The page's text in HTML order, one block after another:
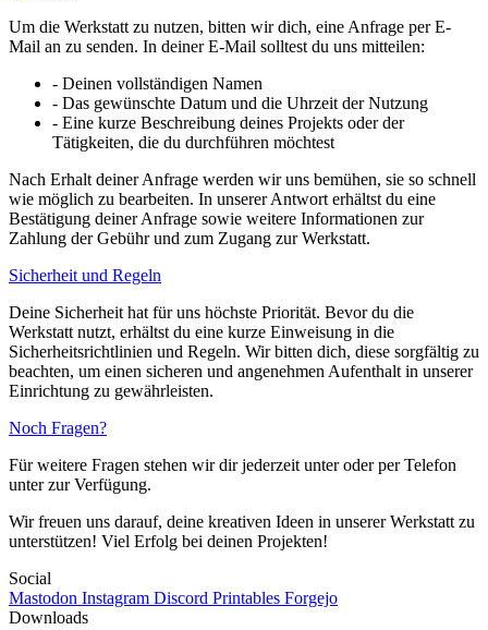
Um die Werkstatt zu nutzen, bitten wir dich, eine Anfrage per E-
Mail an zu senden. In deiner E-Mail solltest du uns mitteilen:
- Deinen vollständigen Namen
- Das gewünschte Datum und die Uhrzeit der Nutzung
- Eine kurze Beschreibung deines Projekts oder der
Tätigkeiten, die du durchführen möchtest
Nach Erhalt deiner Anfrage werden wir uns bemühen, sie so schnell
wie möglich zu bearbeiten. In unserer Antwort erhältst du eine
Bestätigung deiner Anfrage sowie weitere Informationen zur
Zahlung der Gebühr und zum Zugang zur Werkstatt.
Sicherheit und Regeln
Deine Sicherheit hat für uns höchste Priorität. Bevor du die
Werkstatt nutzt, erhältst du eine kurze Einweisung in die
Sicherheitsrichtlinien und Regeln. Wir bitten dich, diese sorgfältig zu
beachten, um einen sicheren und angenehmen Aufenthalt in unserer
Einrichtung zu gewährleisten.
Noch Fragen?
Für weitere Fragen stehen wir dir jederzeit unteroder per Telefon
unterzur Verfügung.
Wir freuen uns darauf, deine kreativen Ideen in unserer Werkstatt zu
unterstützen! Viel Erfolg bei deinen Projekten!
Social
Mastodon Instagram Discord Printables Forgejo
Downloads